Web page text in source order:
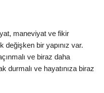
maneviyat ve fikir
değişken bir yapınız var.
ve biraz daha
durmalı ve hayatınıza biraz